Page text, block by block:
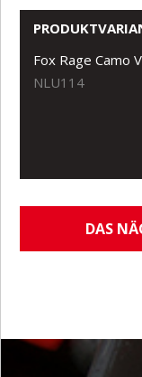
Fox Rage Camo
NLU114
DAS